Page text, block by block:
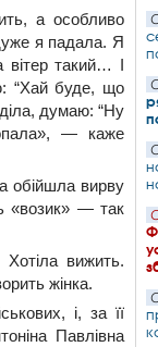
а особливо
я падала. Я
вітер такий… І
“Хай буде, що
думаю: “Ну
— каже
обійшла вирву
«возик» — так
вижить.
жінка.
і, за її
Павлівна